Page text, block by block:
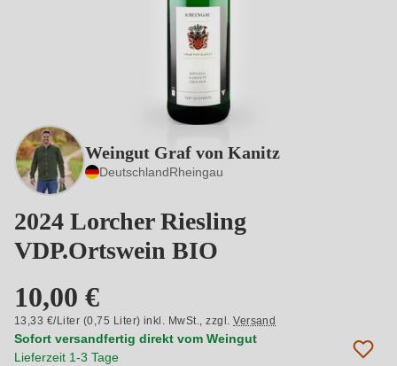
Weingut Graf von Kanitz
DeutschlandRheingau
2024 Lorcher Riesling
VDP.Ortswein BIO
10,00 €
13,33 €/Liter (0,75 Liter) inkl. MwSt.,zzgl.Versand
Sofort versandfertig direkt vom Weingut
Lieferzeit 1-3 Tage